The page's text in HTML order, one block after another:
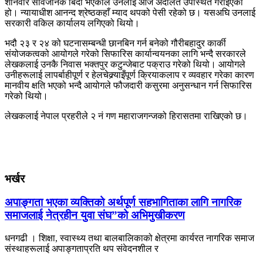
हो। न्यायाधीश आनन्द श्रेष्ठकहाँ म्याद थपको पेसी रहेको छ। यसअघि उनलाई
सरकारी वकिल कार्यालय लगिएको थियो।
भदौ २३ र २४ को घटनासम्बन्धी छानबिन गर्न बनेको गौरीबहादुर कार्की
संयोजकत्वको आयोगले गरेको सिफारिस कार्यान्वयनका लागि भन्दै सरकारले
लेखकलाई उनकै निवास भक्तपुर कटुन्जेबाट पक्राउ गरेको थियो। आयोगले
उनीहरूलाई लापर्बाहीपूर्ण र हेलचेक्र्याइँपूर्ण क्रियाकलाप र व्यवहार गरेका कारण
मानवीय क्षति भएको भन्दै आयोगले फौजदारी कसुरमा अनुसन्धान गर्न सिफारिस
गरेको थियो।
लेखकलाई नेपाल प्रहरीले २ नं गण महाराजगन्जको हिरासतमा राखिएको छ।
भर्खर
अपाङ्गता भएका व्यक्तिको अर्थपूर्ण सहभागिताका लागि नागरिक
समाजलाई नेत्रहीन युवा संघ”को अभिमुखीकरण
धनगढी । शिक्षा, स्वास्थ्य तथा बालबालिकाको क्षेत्रमा कार्यरत नागरिक समाज
संस्थाहरूलाई अपाङ्गताप्रति थप संवेदनशील र